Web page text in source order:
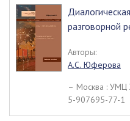
разговорной
Авторы:
А.С. Юферова
– Москва :
5-907695-77-1